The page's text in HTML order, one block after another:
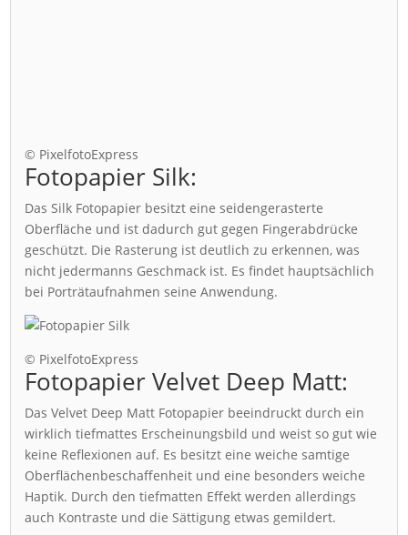
© PixelfotoExpress
Fotopapier Silk:
Das Silk Fotopapier besitzt eine seidengerasterte
Oberfläche und ist dadurch gut gegen Fingerabdrücke
geschützt. Die Rasterung ist deutlich zu erkennen, was
nicht jedermanns Geschmack ist. Es findet hauptsächlich
bei Porträtaufnahmen seine Anwendung.
© PixelfotoExpress
Fotopapier Velvet Deep Matt:
Das Velvet Deep Matt Fotopapier beeindruckt durch ein
wirklich tiefmattes Erscheinungsbild und weist so gut wie
keine Reflexionen auf. Es besitzt eine weiche samtige
Oberflächenbeschaffenheit und eine besonders weiche
Haptik. Durch den tiefmatten Effekt werden allerdings
auch Kontraste und die Sättigung etwas gemildert.